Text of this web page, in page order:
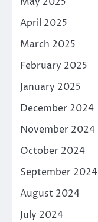
April 2025
March 2025
February 2025
January 2025
December 2024
November 2024
October 2024
September 2024
August 2024
July 2024